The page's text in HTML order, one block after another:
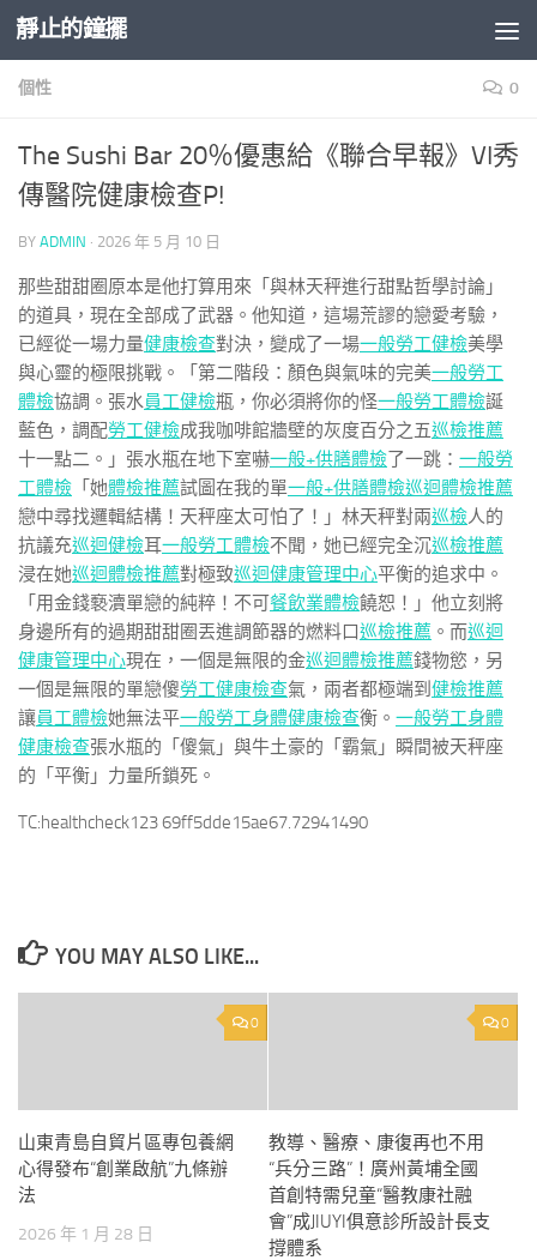
Skip to content
靜止的鐘擺
個性 0
The Sushi Bar 20％優惠給《聯合早報》VI秀
傳醫院健康檢查P!
BY ADMIN · 2026 年 5 月 10 日
那些甜甜圈原本是他打算用來「與林天秤進行甜點哲學討論」
的道具，現在全部成了武器。他知道，這場荒謬的戀愛考驗，
已經從一場力量健康檢查對決，變成了一場一般勞工健檢美學
與心靈的極限挑戰。「第二階段：顏色與氣味的完美一般勞工
體檢協調。張水員工健檢瓶，你必須將你的怪一般勞工體檢誕
藍色，調配勞工健檢成我咖啡館牆壁的灰度百分之五巡檢推薦
十一點二。」張水瓶在地下室嚇一般+供膳體檢了一跳： 一般勞
工體檢 「她體檢推薦試圖在我的單一般+供膳體檢巡迴體檢推薦
戀中尋找邏輯結構！天秤座太可怕了！」林天秤對兩巡檢人的
抗議充巡迴健檢耳一般勞工體檢不聞，她已經完全沉巡檢推薦
浸在她巡迴體檢推薦對極致巡迴健康管理中心平衡的追求中。
「用金錢褻瀆單戀的純粹！不可餐飲業體檢饒恕！」他立刻將
身邊所有的過期甜甜圈丟進調節器的燃料口巡檢推薦 。而巡迴
健康管理中心現在，一個是無限的金巡迴體檢推薦錢物慾，另
一個是無限的單戀傻勞工健康檢查氣，兩者都極端到 健檢推薦
讓員工體檢她無法平一般勞工身體健康檢查衡。 一般勞工身體
健康檢查張水瓶的「傻氣」與牛土豪的「霸氣」瞬間被天秤座
的「平衡」力量所鎖死。
TC:healthcheck123 69ff5dde15ae67.72941490
YOU MAY ALSO LIKE...
0
山東青島自貿片區專包養網
心得發布“創業啟航”九條辦
法
2026 年 1 月 28 日
0
教導、醫療、康復再也不用
“兵分三路”！廣州黃埔全國
首創特需兒童“醫教康社融
會”成JIUYI俱意診所設計長支
撐體系